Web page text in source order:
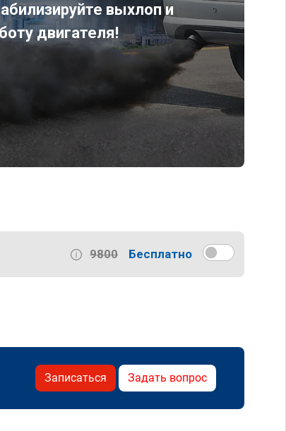
выхлоп и
двигателя!
9800 Бесплатно
Записаться Задать вопрос